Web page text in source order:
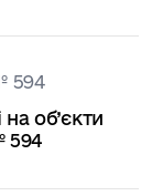
594
об’єкти
594